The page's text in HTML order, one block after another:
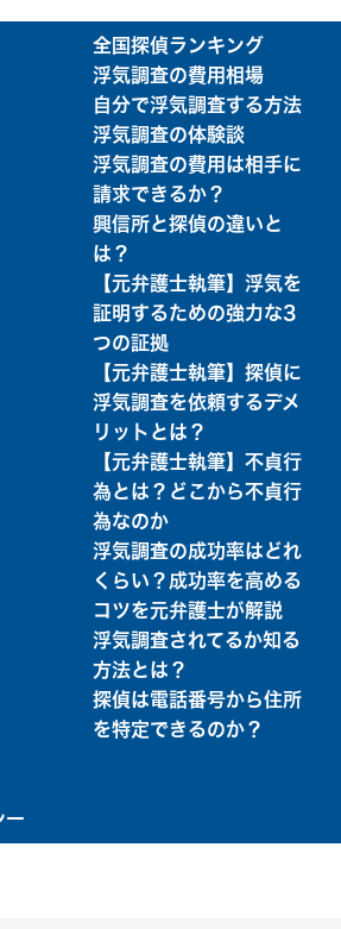
全国探偵ランキング
浮気調査の費用相場
自分で浮気調査する方法
浮気調査の体験談
浮気調査の費用は相手に
請求できるか？
興信所と探偵の違いと
は？
【元弁護士執筆】浮気を
証明するための強力な3
つの証拠
【元弁護士執筆】探偵に
浮気調査を依頼するデメ
リットとは？
【元弁護士執筆】不貞行
為とは？どこから不貞行
為なのか
浮気調査の成功率はどれ
くらい？成功率を高める
コツを元弁護士が解説
浮気調査されてるか知る
方法とは？
探偵は電話番号から住所
を特定できるのか？
ー